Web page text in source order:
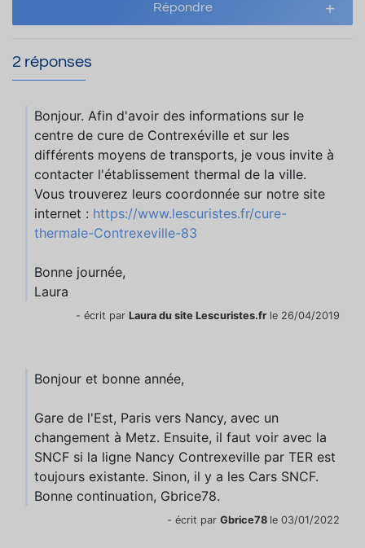
Répondre
2 réponses
Bonjour. Afin d'avoir des informations sur le
centre de cure de Contrexéville et sur les
différents moyens de transports, je vous invite à
contacter l'établissement thermal de la ville.
Vous trouverez leurs coordonnée sur notre site
internet : https://www.lescuristes.fr/cure-
thermale-Contrexeville-83
Bonne journée,
Laura
- écrit par Laura du site Lescuristes.fr le 26/04/2019
Bonjour et bonne année,
Gare de l'Est, Paris vers Nancy, avec un
changement à Metz. Ensuite, il faut voir avec la
SNCF si la ligne Nancy Contrexeville par TER est
toujours existante. Sinon, il y a les Cars SNCF.
Bonne continuation, Gbrice78.
- écrit par Gbrice78 le 03/01/2022